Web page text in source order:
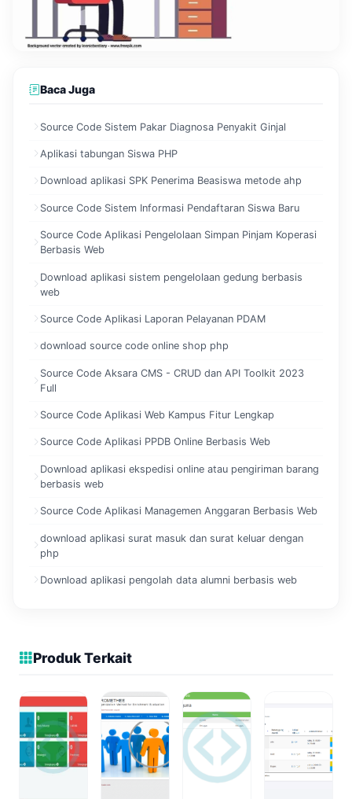
Baca Juga
Source Code Sistem Pakar Diagnosa Penyakit Ginjal
Aplikasi tabungan Siswa PHP
Download aplikasi SPK Penerima Beasiswa metode ahp
Source Code Sistem Informasi Pendaftaran Siswa Baru
Source Code Aplikasi Pengelolaan Simpan Pinjam Koperasi
Berbasis Web
Download aplikasi sistem pengelolaan gedung berbasis
web
Source Code Aplikasi Laporan Pelayanan PDAM
download source code online shop php
Source Code Aksara CMS - CRUD dan API Toolkit 2023
Full
Source Code Aplikasi Web Kampus Fitur Lengkap
Source Code Aplikasi PPDB Online Berbasis Web
Download aplikasi ekspedisi online atau pengiriman barang
berbasis web
Source Code Aplikasi Managemen Anggaran Berbasis Web
download aplikasi surat masuk dan surat keluar dengan
php
Download aplikasi pengolah data alumni berbasis web
Produk Terkait